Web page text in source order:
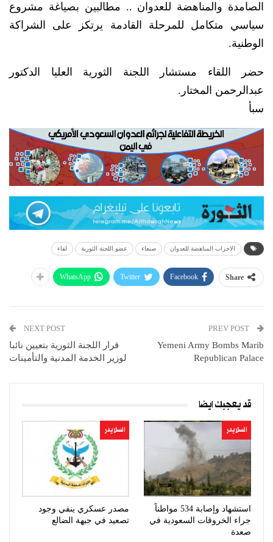
الصامدة والمناهضة للعدوان .. مطالبين بصياغة مشروع
سياسي متكامل للمرحلة القادمة يرتكز على الشراكة
الوطنية.
حضر اللقاء مستشار اللجنة الثورية العليا الدكتور
عبدالرحمن المختار.
سبأ
الاحزاب المناهضة للعدوان صنعاء عضو اللجنة الثورية لقاء
Share
Facebook
Twitter
WhatsApp
Yemeni Army Bombs Marib
Republican Palace
NEXT POST
قرار اللجنة الثورية بتعيين نائبا
لوزير الخدمة المدنية والتأمينات
قد يعجبك ايضا
السلايدر
استشهاد وإصابة 534 مواطناً
جراء الخروقات السعودية في
صعدة
السلايدر
مصدر عسكري ينفي وجود
تصعيد في جبهة الضالع